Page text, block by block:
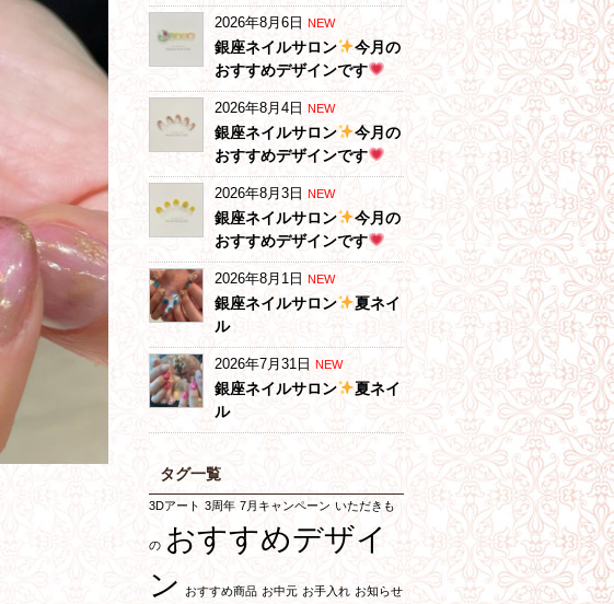
2026年8月6日 NEW
銀座ネイルサロン
今月の
おすすめデザインです
2026年8月4日 NEW
銀座ネイルサロン
今月の
おすすめデザインです
2026年8月3日 NEW
銀座ネイルサロン
今月の
おすすめデザインです
2026年8月1日 NEW
銀座ネイルサロン
夏ネイ
ル
2026年7月31日 NEW
銀座ネイルサロン
夏ネイ
ル
タグ一覧
3Dアート 3周年 7月キャンペーン いただきも
の おすすめデザイ
ン
おすすめ商品 お中元 お手入れ お知らせ